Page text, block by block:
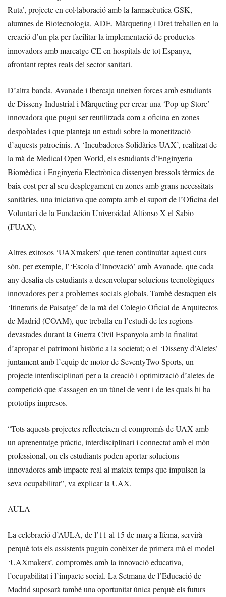
Ruta’, projecte en col·laboració amb la farmacèutica GSK,
alumnes de Biotecnologia, ADE, Màrqueting i Dret treballen en la
creació d’un pla per facilitar la implementació de productes
innovadors amb marcatge CE en hospitals de tot Espanya,
afrontant reptes reals del sector sanitari.
D’altra banda, Avanade i Ibercaja uneixen forces amb estudiants
de Disseny Industrial i Màrqueting per crear una ‘Pop-up Store’
innovadora que pugui ser reutilitzada com a oficina en zones
despoblades i que planteja un estudi sobre la monetització
d’aquests patrocinis. A ‘Incubadores Solidàries UAX’, realitzat de
la mà de Medical Open World, els estudiants d’Enginyeria
Biomèdica i Enginyeria Electrònica dissenyen bressols tèrmics de
baix cost per al seu desplegament en zones amb grans necessitats
sanitàries, una iniciativa que compta amb el suport de l’Oficina del
Voluntari de la Fundación Universidad Alfonso X el Sabio
(FUAX).
Altres exitosos ‘UAXmakers’ que tenen continuïtat aquest curs
són, per exemple, l’‘Escola d’Innovació’ amb Avanade, que cada
any desafia els estudiants a desenvolupar solucions tecnològiques
innovadores per a problemes socials globals. També destaquen els
‘Itineraris de Paisatge’ de la mà del Colegio Oficial de Arquitectos
de Madrid (COAM), que treballa en l’estudi de les regions
devastades durant la Guerra Civil Espanyola amb la finalitat
d’apropar el patrimoni històric a la societat; o el ‘Disseny d’Aletes’
juntament amb l’equip de motor de SeventyTwo Sports, un
projecte interdisciplinari per a la creació i optimització d’aletes de
competició que s’assagen en un túnel de vent i de les quals hi ha
prototips impresos.
“Tots aquests projectes reflecteixen el compromís de UAX amb
un aprenentatge pràctic, interdisciplinari i connectat amb el món
professional, on els estudiants poden aportar solucions
innovadores amb impacte real al mateix temps que impulsen la
seva ocupabilitat”, va explicar la UAX.
AULA
La celebració d’AULA, de l’11 al 15 de març a Ifema, servirà
perquè tots els assistents puguin conèixer de primera mà el model
‘UAXmakers’, compromès amb la innovació educativa,
l’ocupabilitat i l’impacte social. La Setmana de l’Educació de
Madrid suposarà també una oportunitat única perquè els futurs